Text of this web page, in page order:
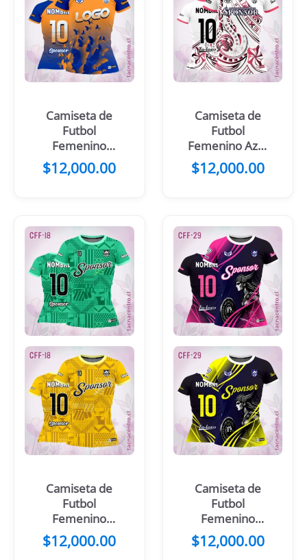
Camiseta de
Futbol
Femenino
Mariposa azul
$12,000.00
Camiseta de
Futbol
Femenino Azul
Celeste
Tortuga
$12,000.00
Camiseta de
Futbol
Femenino
Verde Cuadros
$12,000.00
Camiseta de
Futbol
Femenino
Rosado Azul
Oscuro
$12,000.00